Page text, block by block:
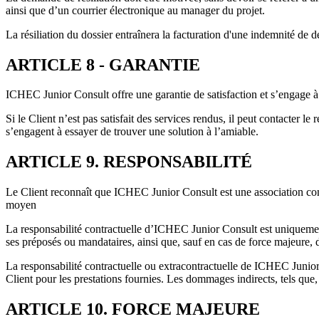
ainsi que d’un courrier électronique au manager du projet.
La résiliation du dossier entraînera la facturation d'une indemnité de
ARTICLE 8 - GARANTIE
ICHEC Junior Consult offre une garantie de satisfaction et s’engage
Si le Client n’est pas satisfait des services rendus, il peut contacter
s’engagent à essayer de trouver une solution à l’amiable.
ARTICLE 9. RESPONSABILITÉ
Le Client reconnaît que ICHEC Junior Consult est une association
moyen
La responsabilité contractuelle d’ICHEC Junior Consult est
ses préposés ou mandataires, ainsi que, sauf en cas de force
La responsabilité contractuelle ou extracontractuelle de ICHEC
Client pour les prestations fournies. Les dommages indirects, tels
ARTICLE 10. FORCE MAJEURE